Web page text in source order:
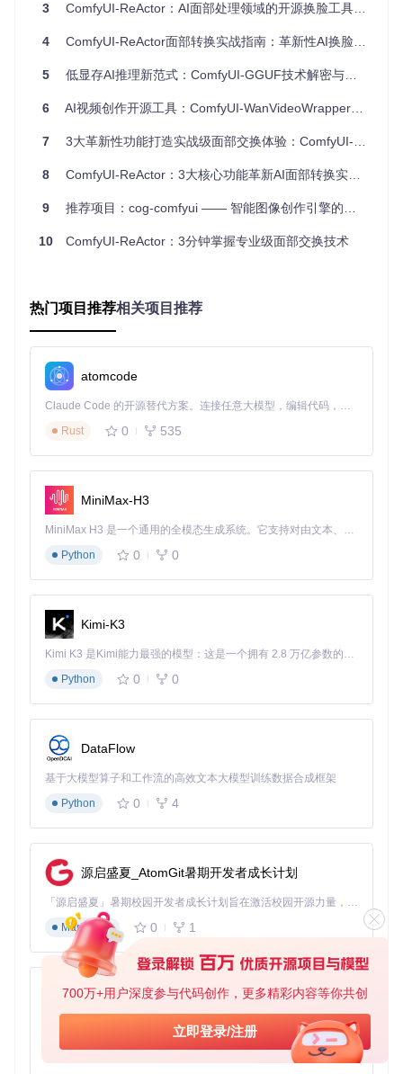
700万+用户深度参与代码创作，更多精彩内容等你共创
立即登录/注册
既满足内容创作者对效果精度的要求，又通过自动化配置和安
部转换技术从专业工作室走向个人创作者，推动数字内容创作
环节。深度学习框架版本冲突、依赖项缺失、硬件加速配置不
技术解析：三步完成零门槛部署
前置准备
确保已安装ComfyUI主程序，通过终端导航至自定义节点
目录：
cd
克隆仓库并进入项目目录：
自动环境配置
运行智能安装脚本，自动处理依赖项与环境变量：
技术细节：install.py会根据系统配置自动选择CPU/GPU模
式，检测并安装匹配的PyTorch版本，配置模型缓存路径，
整个过程无需人工干预。
价值提炼：让技术部署回归简单本质
该部署方案通过
自动化脚本
命令，平均部署时间控制在5分钟以内。这种"开箱即用"的设计
理念，彻底消除了AI技术落地的环境障碍，使创作者能够专注
于创意本身而非技术配置。
核心机制揭秘：面部转换的技术引擎
问题引入：如何让机器"看懂"并"重塑"面部特征？
然等问题，根源在于特征提取不完整和融合策略简单化。
技术解析：三模块协同工作的技术闭环
1. 面部检测与对齐模块
核心功能：精确识别面部区域并标准化处理
技术实现：
多尺度特征融合网络（r_facelib/detection/retinaface/）实
仿射变换算法将不同角度的面部统一到标准坐标系（r_facel
双引擎检测机制在低光照条件下仍保持95%以上的识别率
3 ComfyUI-ReActor：AI面部处理领域的开源换脸工具革新
4 ComfyUI-ReActor面部转换实战指南：革新性AI换脸技术全解析
5 低显存AI推理新范式：ComfyUI-GGUF技术解密与实战指南
6 AI视频创作开源工具：ComfyUI-WanVideoWrapper零代码解决方案全解析
7 3大革新性功能打造实战级面部交换体验：ComfyUI-ReActor技术解析与应用指南
8 ComfyUI-ReActor：3大核心功能革新AI面部转换实战指南
9 推荐项目：cog-comfyui —— 智能图像创作引擎的云端助力工具
10 ComfyUI-ReActor：3分钟掌握专业级面部交换技术
热门项目推荐相关项目推荐
atomcode
Claude Code 的开源替代方案。连接任意大模型，编辑代码，运行命令，自动验证 — 全自动执行。用 Rust 构建，极致性能。 ｜ An open-source alternative to Claude Code. Connect any LLM, edit code, run commands, and verify changes — autonomously. Built in Rust for speed. Get Started
Rust
0 535
MiniMax-H3
MiniMax H3 是一个通用的全模态生成系统。它支持对由文本、图像、视频和音频组成的多模态上下文进行统一理解，并能生成分辨率高达 2K、时长可达 15 秒的带原生立体声音频的视频。得益于面向任务泛化的系统设计，H3 在预训练阶段就已具备广泛的多模态上下文理解与生成能力，能够出色地执行复杂的多模态指令。
Python
0 0
Kimi-K3
Kimi K3 是Kimi能力最强的模型：这是一个拥有 2.8 万亿参数的混合专家（MoE）模型，具备原生视觉理解能力，并支持 100 万 token 的上下文窗口。
Python
0 0
DataFlow
基于大模型算子和工作流的高效文本大模型训练数据合成框架
Python
0 4
源启盛夏_AtomGit暑期开发者成长计划
「源启盛夏」暑期校园开发者成长计划旨在激活校园开源力量，通过积分激励、认证扶持、资源倾斜等形式，引导高校组织和开发者完成「入驻 — 建项目 — 做贡献 — 获认证 — 得资源」的完整闭环。无论你是想带领社团入驻平台的组织者，还是希望用代码贡献证明自己的开发者，都能在这里找到属于你的成长路径。
Markdown
0 1
py-xiaozhi
基于Python的Xiaozhi AI，适用于想要完整Xiaozhi体验而无需拥有专用硬件的用户。
Python
0 1